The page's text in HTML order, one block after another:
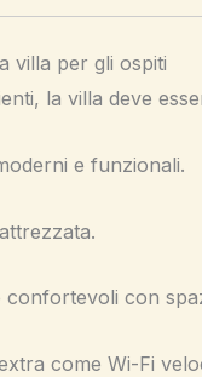
villa per gli ospiti
la villa deve
e funzionali.
confortevoli con
come Wi-Fi